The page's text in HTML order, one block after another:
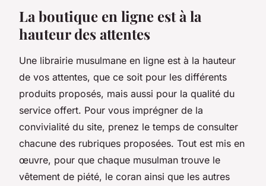
La boutique en ligne est à la
hauteur des attentes
Une librairie musulmane en ligne est à la hauteur
de vos attentes, que ce soit pour les différents
produits proposés, mais aussi pour la qualité du
service offert. Pour vous imprégner de la
convivialité du site, prenez le temps de consulter
chacune des rubriques proposées. Tout est mis en
œuvre, pour que chaque musulman trouve le
vêtement de piété, le coran ainsi que les autres